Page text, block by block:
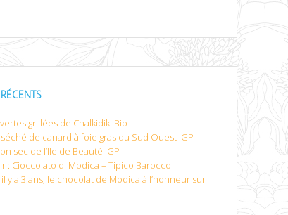
grillées de Chalkidiki Bio
de canard à foie gras du Sud Ouest IGP
sec de l’Ile de Beauté IGP
: Cioccolato di Modica – Tipico Barocco
y a 3 ans, le chocolat de Modica à l’honneur sur